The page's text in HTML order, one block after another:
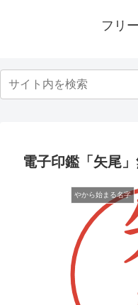
フリ
電子印鑑「矢尾
やから始まる名字